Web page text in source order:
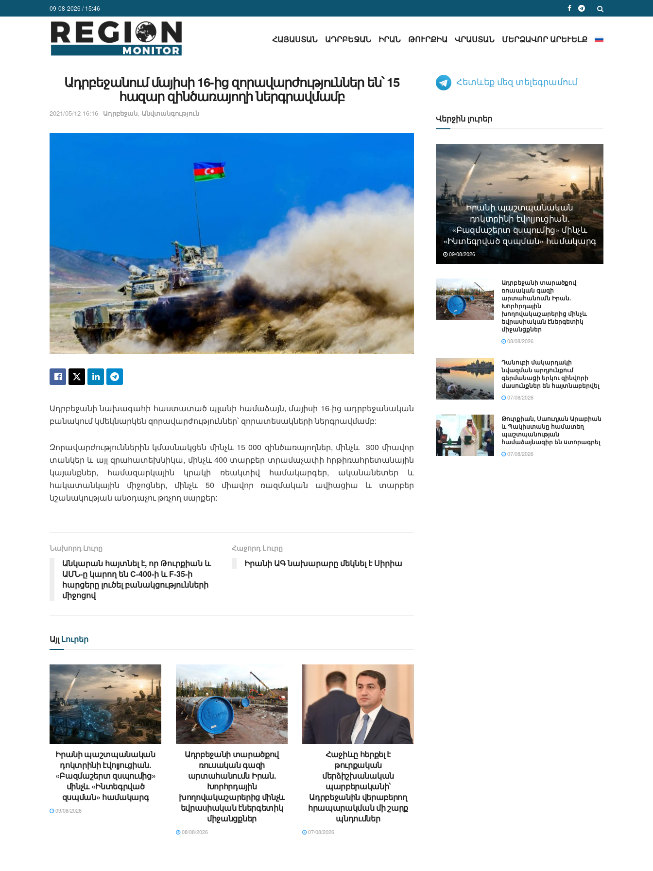
09-08-2026 / 15:46
ՀԱՅԱՍՏԱՆ ԱԴՐԲԵՋԱՆ ԻՐԱՆ ԹՈՒՐՔԻԱ ՎՐԱՍՏԱՆ ՄԵՐՁԱՎՈՐ ԱՐԵՒԵԼՔ
Ադրբեջանում մայիսի 16-ից զորավարժություններ են՝ 15
հազար զինծառայողի ներգրավմամբ
2021/05/12 16:16 Ադրբեջան, Անվտանգություն
Ադրբեջանի նախագահի հաստատած պլանի համաձայն, մայիսի 16-ից ադրբեջանական
բանակում կմեկնարկեն զորավարժություններ՝ զորատեսակների ներգրավմամբ:
Զորավարժություններին կմասնակցեն մինչև 15 000 զինծառայողներ, մինչև 300 միավոր
տանկեր և այլ զրահատեխնիկա, մինչև 400 տարբեր տրամաչափի հրթիռահրետանային
կայանքներ, համազարկային կրակի ռեակտիվ համակարգեր, ականանետեր և
հակատանկային միջոցներ, մինչև 50 միավոր ռազմական ավիացիա և տարբեր
նշանակության անօդաչու թռչող սարքեր:
Նախորդ Լուրը
Անկարան հայտնել է, որ Թուրքիան և
ԱՄՆ-ը կարող են C-400-ի և F-35-ի
հարցերը լուծել բանակցությունների
միջոցով
Հաջորդ Lուրը
Իրանի ԱԳ նախարարը մեկնել է Սիրիա
Այլ Լուրեր
Իրանի պաշտպանական
դոկտրինի էվոլյուցիան.
«Բազմաշերտ զսպումից»
մինչև «Ինտեգրված
զսպման» համակարգ
09/08/2026
Ադրբեջանի տարածքով
ռուսական գազի
արտահանումն Իրան.
Խորհրդային
խողովակաշարերից մինչև
եվրասիական էներգետիկ
միջանցքներ
08/08/2026
Հաջիևը հերքել է
թուրքական
մերձիշխանական
պարբերականի՝
Ադրբեջանին վերաբերող
հրապարակման մի շարք
պնդումներ
07/08/2026
Հետևեք մեզ տելեգրամում
Վերջին լուրեր
Իրանի պաշտպանական
դոկտրինի էվոլյուցիան.
«Բազմաշերտ զսպումից» մինչև
«Ինտեգրված զսպման» համակարգ
09/08/2026
Ադրբեջանի տարածքով
ռուսական գազի
արտահանումն Իրան.
Խորհրդային
խողովակաշարերից մինչև
եվրասիական էներգետիկ
միջանցքներ
08/08/2026
Դանուբի մակարդակի
նվազման արդյունքում
գերմանացի երկու զինվորի
մասունքներ են հայտնաբերվել
07/08/2026
Թուրքիան, Սաուդյան Արաբիան
և Պակիստանը համատեղ
պաշտպանության
համաձայնագիր են ստորագրել
07/08/2026